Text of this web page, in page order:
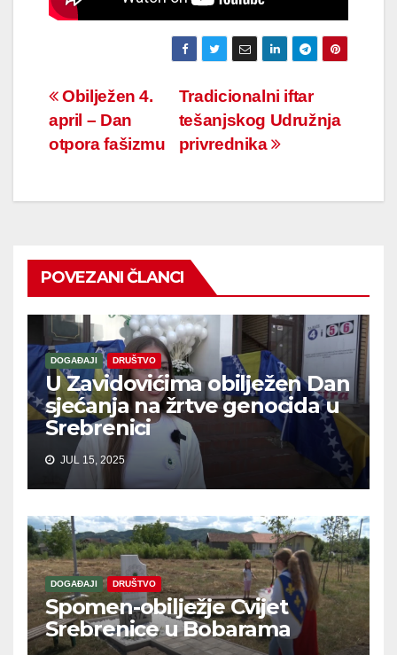
Navigacija
članaka
Tradicionalni iftar
tešanjskog Udružnja
privrednika
Obilježen 4.
april – Dan
otpora fašizmu
POVEZANI ČLANCI
DOGAĐAJI DRUŠTVO
U Zavidovićima obilježen Dan
sjećanja na žrtve genocida u
Srebrenici
JUL 15, 2025
DOGAĐAJI DRUŠTVO
Spomen-obilježje Cvijet
Srebrenice u Bobarama